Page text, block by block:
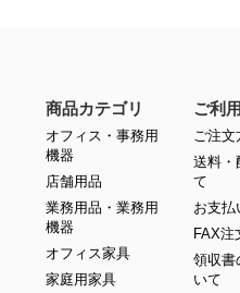
商品カテゴリ
オフィス・事務用
機器
店舗用品
業務用品・業務用
機器
オフィス家具
家庭用家具
ご利
ご注文
送料・
て
お支払
FAX注
領収書
いて